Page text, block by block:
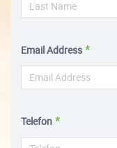
Email Address
Telefon